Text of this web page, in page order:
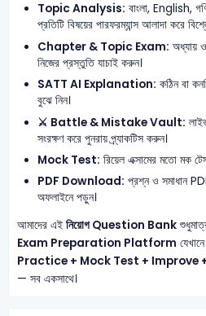
Topic Analysis: বাংলা, English,
প্রতিটি বিষয়ের পারফরম্যান্স আলাদা করে
Chapter & Topic Exam: অধ্যায় ও
নিজের প্রস্তুতি যাচাই করুন।
SATT AI Explanation: কঠিন বা
বুঝে নিন।
⚔️ Battle & Mistake Vault:
সংরক্ষণ করে পুনরায় প্র্যাকটিস করুন।
Mock Test: রিয়েল এক্সামের মতো মক
PDF Download: প্রশ্ন ও সমাধান
অফলাইনে পড়ুন।
আমাদের এই নিয়োগ Question Bank
Exam Preparation Platform
Practice + Mock Test + Improve
— সব একসাথে।